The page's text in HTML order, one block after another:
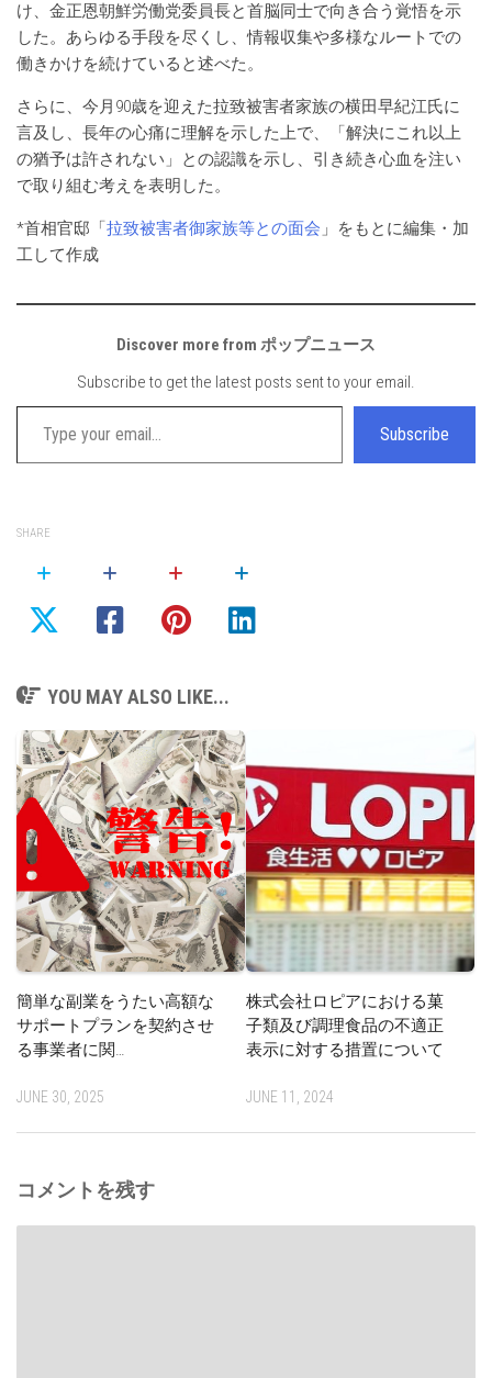
け、金正恩朝鮮労働党委員長と首脳同士で向き合う覚悟を示
した。あらゆる手段を尽くし、情報収集や多様なルートでの
働きかけを続けていると述べた。
さらに、今月90歳を迎えた拉致被害者家族の横田早紀江氏に
言及し、長年の心痛に理解を示した上で、「解決にこれ以上
の猶予は許されない」との認識を示し、引き続き心血を注い
で取り組む考えを表明した。
*首相官邸「 拉致被害者御家族等との面会 」をもとに編集・加
工して作成
Discover more from ポップニュース
Subscribe to get the latest posts sent to your email.
Type your email…
Subscribe
SHARE
YOU MAY ALSO LIKE...
簡単な副業をうたい高額な
サポートプランを契約させ
る事業者に関…
JUNE 30, 2025
株式会社ロピアにおける菓
子類及び調理食品の不適正
表示に対する措置について
JUNE 11, 2024
コメントを残す